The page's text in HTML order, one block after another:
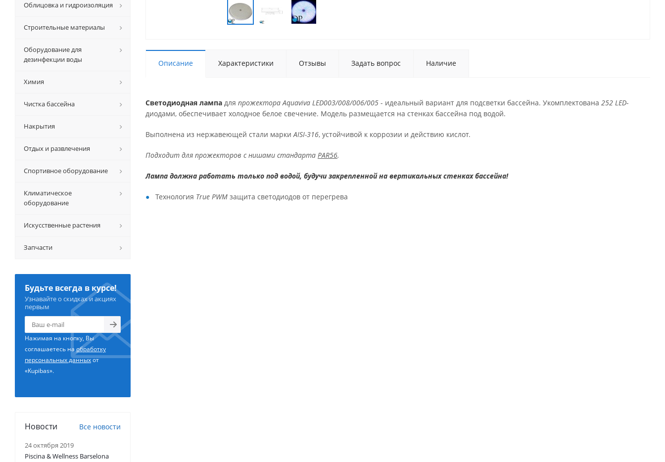
Описание Характеристики Отзывы Задать вопрос Наличие
Светодиодная лампа для прожектора Aquaviva LED003/008/006/005 - идеальный вариант для подсветки бассейна. Укомплектована 252 LED-
диодами, обеспечивает холодное белое свечение. Модель размещается на стенках бассейна под водой.
Выполнена из нержавеющей стали маркиAISI-316, устойчивой к коррозии и действию кислот.
Подходит для прожекторов с нишами стандарта PAR56.
Лампа должна работать только под водой, будучи закрепленной на вертикальных стенках бассейна!
Технология True PWM защита светодиодов от перегрева
Облицовка и гидроизоляция
Строительные материалы
Оборудование для
дезинфекции воды
Химия
Чистка бассейна
Накрытия
Отдых и развлечения
Спортивное оборудование
Климатическое
оборудование
Искусственные растения
Запчасти
Будьте всегда в курсе!
Узнавайте о скидках и акциях
первым
Нажимая на кнопку, Вы
соглашаетесь наобработку
персональных данныхот
«Kupibas».
Новости Все новости
24 октября 2019
Piscina & Wellness Barselona